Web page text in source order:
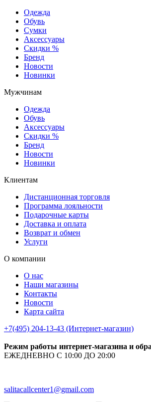
Одежда
Обувь
Сумки
Аксессуары
Скидки %
Бренд
Новости
Новинки
Мужчинам
Одежда
Обувь
Аксессуары
Скидки %
Бренд
Новости
Новинки
Клиентам
Дистанционная торговля
Программа лояльности
Подарочные карты
Доставка и оплата
Возврат и обмен
Услуги
О компании
О нас
Наши магазины
Контакты
Новости
Карта сайта
+7(495) 204-13-43 (Интернет-магазин)
Режим работы интернет-магазина и
ЕЖЕДНЕВНО С 10:00 ДО 20:00
salitacallcenter1@gmail.com